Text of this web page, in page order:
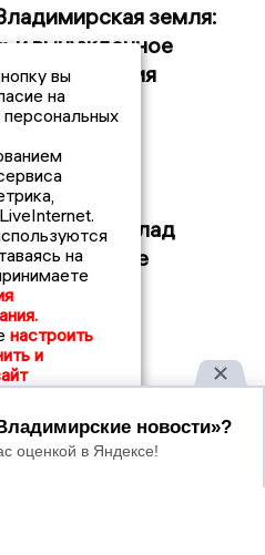
земля:
и вынужденное
наследия
БПЛА на склад
районе
БПЛА атаковал
Wildberries
вы
на
на
настроить
и